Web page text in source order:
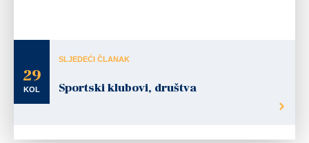
29
KOL
SLJEDEĆI ČLANAK
Sportski klubovi, društva